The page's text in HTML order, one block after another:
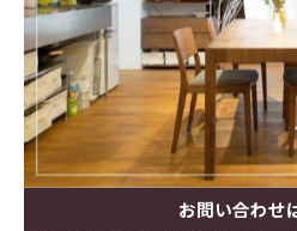
機能美を高める
め方
リフォームで機能美を実現す
リフォームで機能美を実現す
お問い合わせ